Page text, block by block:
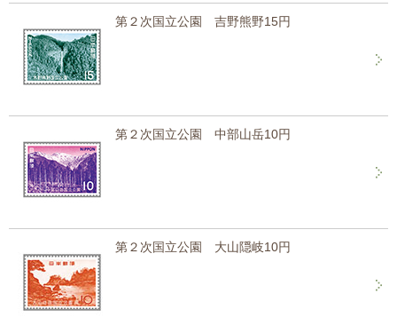
第２次国立公園 吉野熊野15円
第２次国立公園 中部山岳10円
第２次国立公園 大山隠岐10円